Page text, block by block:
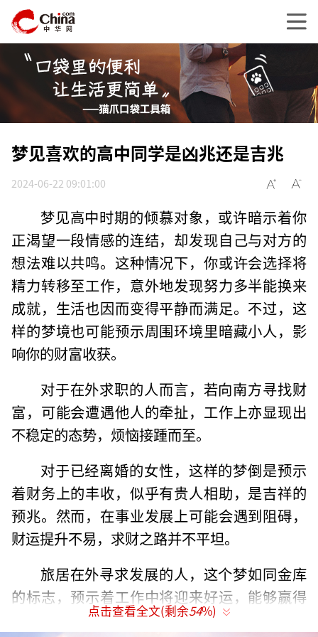
梦见喜欢的高中同学是凶兆还是吉兆
2024-06-22 09:01:00
梦见高中时期的倾慕对象，或许暗示着你
正渴望一段情感的连结，却发现自己与对方的
想法难以共鸣。这种情况下，你或许会选择将
精力转移至工作，意外地发现努力多半能换来
成就，生活也因而变得平静而满足。不过，这
样的梦境也可能预示周围环境里暗藏小人，影
响你的财富收获。
对于在外求职的人而言，若向南方寻找财
富，可能会遭遇他人的牵扯，工作上亦显现出
不稳定的态势，烦恼接踵而至。
对于已经离婚的女性，这样的梦倒是预示
着财务上的丰收，似乎有贵人相助，是吉祥的
预兆。然而，在事业发展上可能会遇到阻碍，
财运提升不易，求财之路并不平坦。
旅居在外寻求发展的人，这个梦如同金库
的标志，预示着工作中将迎来好运，能够赢得
他人的信赖，赚钱变得相对轻松。
点击查看全文(剩余54%)